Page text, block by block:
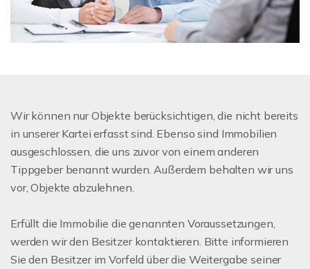
Wir können nur Objekte berücksichtigen, die nicht bereits
in unserer Kartei erfasst sind. Ebenso sind Immobilien
ausgeschlossen, die uns zuvor von einem anderen
Tippgeber benannt wurden. Außerdem behalten wir uns
vor, Objekte abzulehnen.
Erfüllt die Immobilie die genannten Voraussetzungen,
werden wir den Besitzer kontaktieren. Bitte informieren
Sie den Besitzer im Vorfeld über die Weitergabe seiner